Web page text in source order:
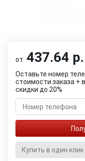
от 437.64 р.
Оставьте номер
стоимости заказа +
скидки до 20%
Купить в один клик